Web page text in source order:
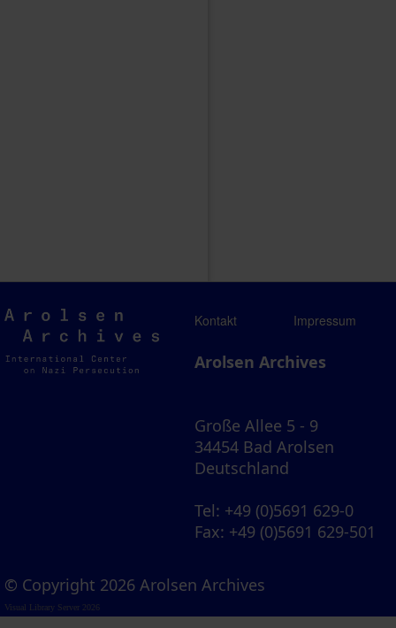
Arolsen
Archives
Kontakt Impressum
Arolsen Archives
Große Allee 5 - 9
34454 Bad Arolsen
Deutschland
Tel: +49 (0)5691 629-0
Fax: +49 (0)5691 629-501
© Copyright 2026 Arolsen Archives
Visual Library Server 2026